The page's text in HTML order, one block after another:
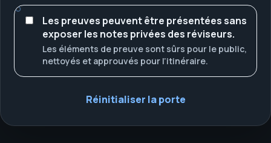
Les preuves peuvent être présentées sans
exposer les notes privées des réviseurs.
Les éléments de preuve sont sûrs pour le public,
nettoyés et approuvés pour l’itinéraire.
Réinitialiser la porte